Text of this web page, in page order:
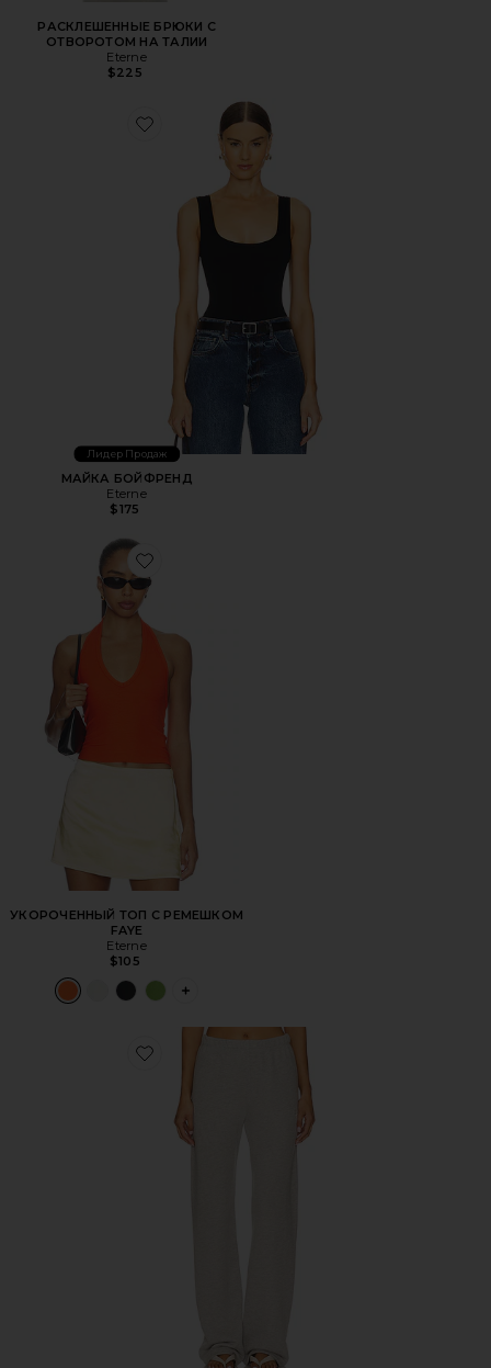
РАСКЛЕШЕННЫЕ БРЮКИ С
ОТВОРОТОМ НА ТАЛИИ
Eterne
$225
Favorite МАЙКА БОЙФРЕНД
Лидер Продаж
МАЙКА БОЙФРЕНД
Eterne
$175
Favorite УКОРОЧЕННЫЙ ТОП С РЕМЕШКОМ FAYE
УКОРОЧЕННЫЙ ТОП С РЕМЕШКОМ
FAYE
Eterne
$105
PLUS ICON TO SEE MORE OPTIONS
Favorite СПОРТИВНЫЕ ШТАНЫ ПРЯМОГО КРОЯ